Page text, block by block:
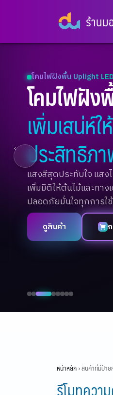
โคมไฟฝังพื้น Uplight LED
โคมไฟฝัง
เพิ่มเสน่ห์
ประสิทธิภ
แสงสีสุดประทับใจ แส
เพิ่มมิติให้ต้นไม้และทาง
ปลอดภัยมั่นใจทุกการใ
ดูสินค้า
‹
ร้านม
หน้าหลัก›สินค้าที่มีป้าย
รีโมทควา